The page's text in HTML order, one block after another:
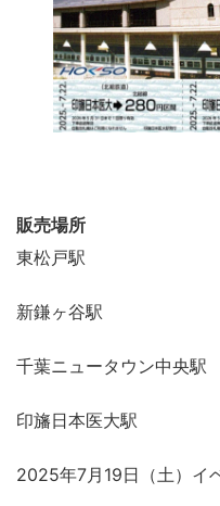
販売場所
東松戸駅
新鎌ヶ谷駅
千葉ニュータウン中央駅
印旛日本医大駅
2025年7月19日（土）イ